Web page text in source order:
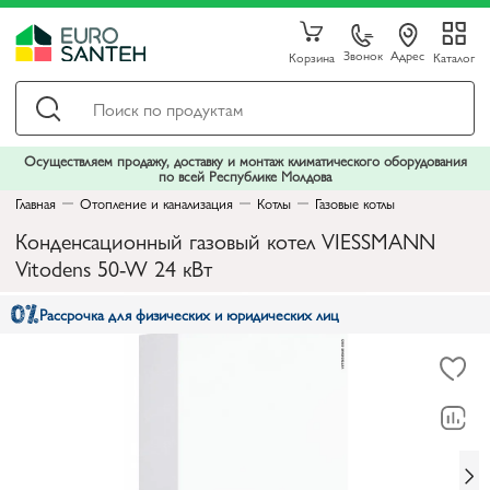
Корзина Звонок Адрес Каталог
Осуществляем продажу, доставку и монтаж климатического оборудования
по всей Республике Молдова
Главная
Отопление и канализация Котлы Газовые котлы
Конденсационный газовый котел VIESSMANN
Vitodens 50-W 24 кВт
Рассрочка для физических и юридических лиц